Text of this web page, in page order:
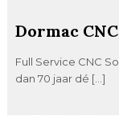
Dormac
Full Service CNC
dan 70 jaar dé […]